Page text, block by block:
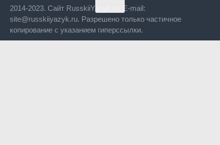
2014-2023. Сайт RusskiiYazyk.ru. E-mail:
site@russkiiyazyk.ru. Разрешено только частичное
копирование с указанием гиперссылки.